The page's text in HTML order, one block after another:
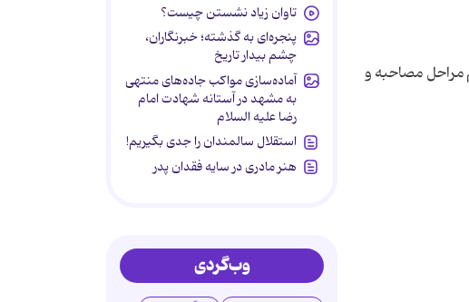
بعد از انجام مراحل مصاحبه و
تاوان زیاد نشستن چیست؟
پنجره‌ای به گذشته؛ خبرنگاران،
چشم بیدار تاریخ
آماده‌سازی مواکب جاده‌های منتهی
به مشهد در آستانه شهادت امام
رضا علیه السلام
استقلال سالمندان را جدی بگیریم!
هنر مادری در سایه‌ فقدان پدر
وب‌گردی